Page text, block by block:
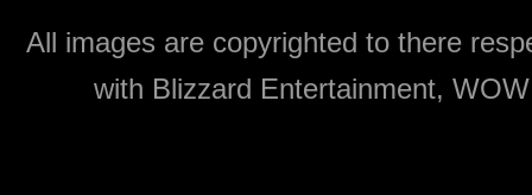
All images are copyrighted to there
with Blizzard Entertainment,